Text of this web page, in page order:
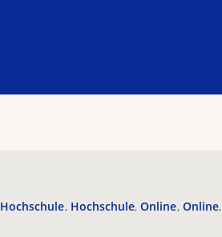
Hochschule Hochschule Online Online